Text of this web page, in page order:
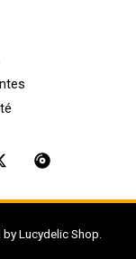
Lucydelic Shop.